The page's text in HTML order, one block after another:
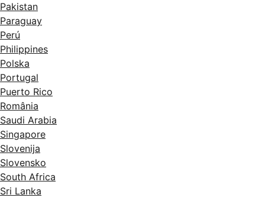
Pakistan
Paraguay
Perú
Philippines
Polska
Portugal
Puerto Rico
România
Saudi Arabia
Singapore
Slovenija
Slovensko
South Africa
Sri Lanka